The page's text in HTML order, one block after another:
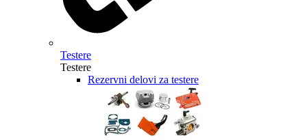
Testere
Testere
Rezervni delovi za testere